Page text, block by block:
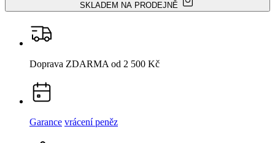
SKLADEM NA PRODEJNĚ
Doprava ZDARMA od 2 500 Kč
Garance vrácení peněz